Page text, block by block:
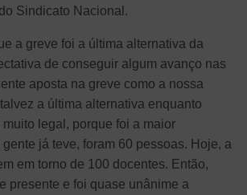
Sindicato Nacional.
a greve foi a última alternativa da
de conseguir algum avanço nas
aposta na greve como a nossa
a última alternativa enquanto
legal, porque foi a maior
já teve, foram 60 pessoas. Hoje, a
em torno de 100 docentes. Então,
presente e foi quase unânime a